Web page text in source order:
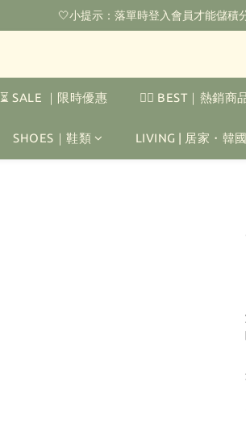
🌟購物滿HKD800即可享香港免運費（不包含
🤍小提示：落單時登入會員才能儲積
🌟購物滿HKD800即可享香港免運費（不包含
⏳ SALE ｜限時優惠 ❤️‍🔥 BEST｜熱銷商
SHOES｜鞋類 LIVING | 居家・韓